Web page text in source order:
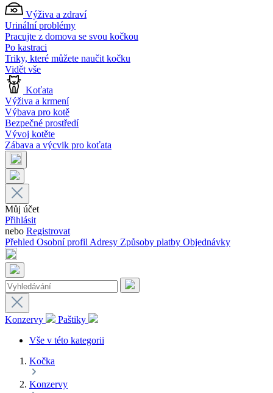
Výživa a zdraví
Urinální problémy
Pracujte z domova se svou kočkou
Po kastraci
Triky, které můžete naučit kočku
Vidět vše
Koťata
Výživa a krmení
Výbava pro kotě
Bezpečné prostředí
Vývoj kotěte
Zábava a výcvik pro koťata
Můj účet
Přihlásit
nebo Registrovat
Přehled Osobní profilAdresy Způsoby platby Objednávky
Konzervy
Paštiky
Vše v této kategorii
Kočka
Konzervy